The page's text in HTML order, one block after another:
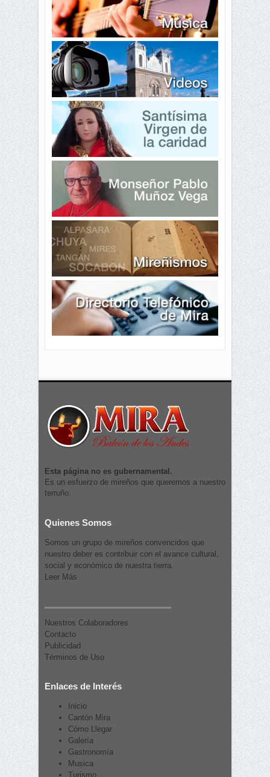
Esta página no es gubernamental.
Es un esfuerzo de mireños que queremos a nuestro
terruño.
Quienes Somos
Somos un grupo de mireños convencidos que
nuestro deber es contribuir con el avance cultural,
social y económico de nuestra tierra.
Leer Más
Nuestros Colaboradores
Contacto
Publicidad
Términos de Uso
Enlaces de Interés
Inicio
Cantón Mira
Cómo Llegar
Galería
Gastronomía
Musica
Turismo